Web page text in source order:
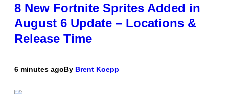
8 New Fortnite Sprites Added in
August 6 Update – Locations &
Release Time
6 minutes agoBy Brent Koepp